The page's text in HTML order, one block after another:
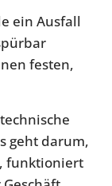
ein Ausfall
festen,
geht darum,
funktioniert